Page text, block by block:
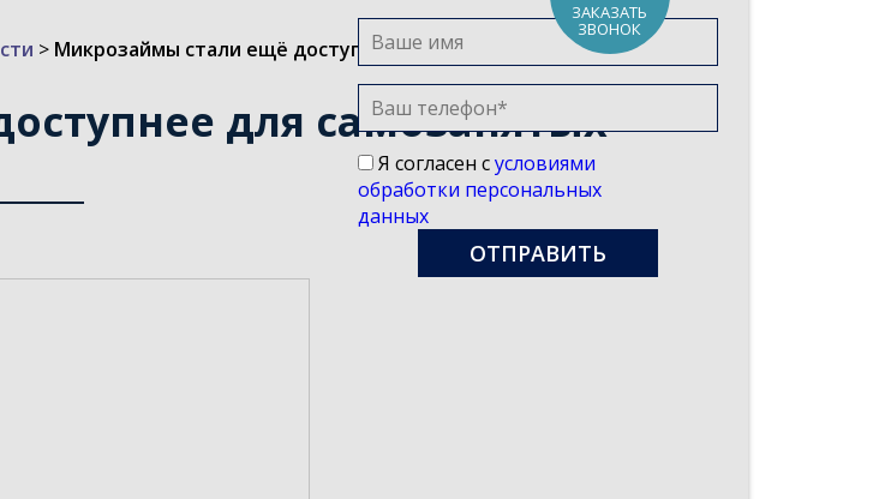
ЗАКАЗАТЬ
ЗВОНОК
Я согласен сусловиями
обработки персональных
данных
> Микрозаймы стали ещё доступнее для самозанятых граждан
для самозанятых